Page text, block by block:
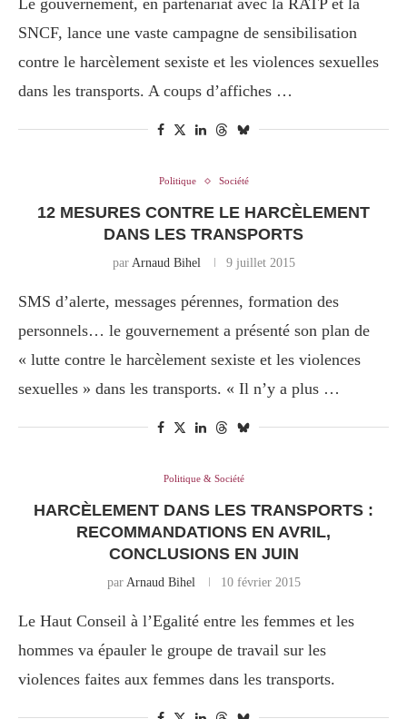
Le gouvernement, en partenariat avec la RATP et la
SNCF, lance une vaste campagne de sensibilisation
contre le harcèlement sexiste et les violences sexuelles
dans les transports. A coups d’affiches …
Politique Société
12 MESURES CONTRE LE HARCÈLEMENT
DANS LES TRANSPORTS
par Arnaud Bihel 9 juillet 2015
SMS d’alerte, messages pérennes, formation des
personnels… le gouvernement a présenté son plan de
« lutte contre le harcèlement sexiste et les violences
sexuelles » dans les transports. « Il n’y a plus …
Politique & Société
HARCÈLEMENT DANS LES TRANSPORTS :
RECOMMANDATIONS EN AVRIL,
CONCLUSIONS EN JUIN
par Arnaud Bihel 10 février 2015
Le Haut Conseil à l’Egalité entre les femmes et les
hommes va épauler le groupe de travail sur les
violences faites aux femmes dans les transports.